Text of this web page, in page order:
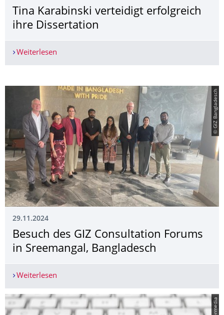
Tina Karabinski verteidigt erfolgreich
ihre Dissertation
Weiterlesen
© GIZ Bangladesch
29.11.2024
Besuch des GIZ Consultation Forums
in Sreemangal, Bangladesch
Weiterlesen